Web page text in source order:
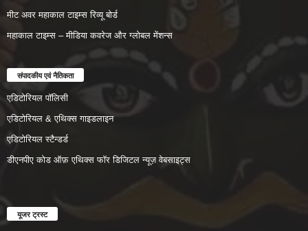
मीट अवर महाकाल टाइम्स रिव्यू बोर्ड
महाकाल टाइम्स – मीडिया कवरेज और ग्लोबल मेंशन्स
संपादकीय एवं नैतिकता
एडिटोरियल पॉलिसी
एडिटोरियल & एथिक्स गाइडलाइन
एडिटोरियल स्टैन्डर्ड
डीएनपीए कोड ऑफ़ एथिक्स फॉर डिजिटल न्यूज़ वेबसाइट्स
यूजर ट्रस्ट